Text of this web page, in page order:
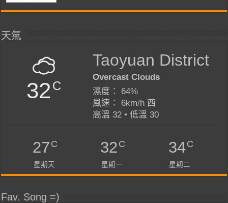
天氣
32C
Taoyuan District
Overcast Clouds
濕度： 64%
風速： 6km/h 西
高溫 32 • 低溫 30
27C
星期天
32C
星期一
34C
星期二
Fav. Song =)